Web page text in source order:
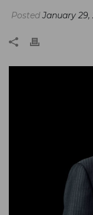
PostedJanuary 29,